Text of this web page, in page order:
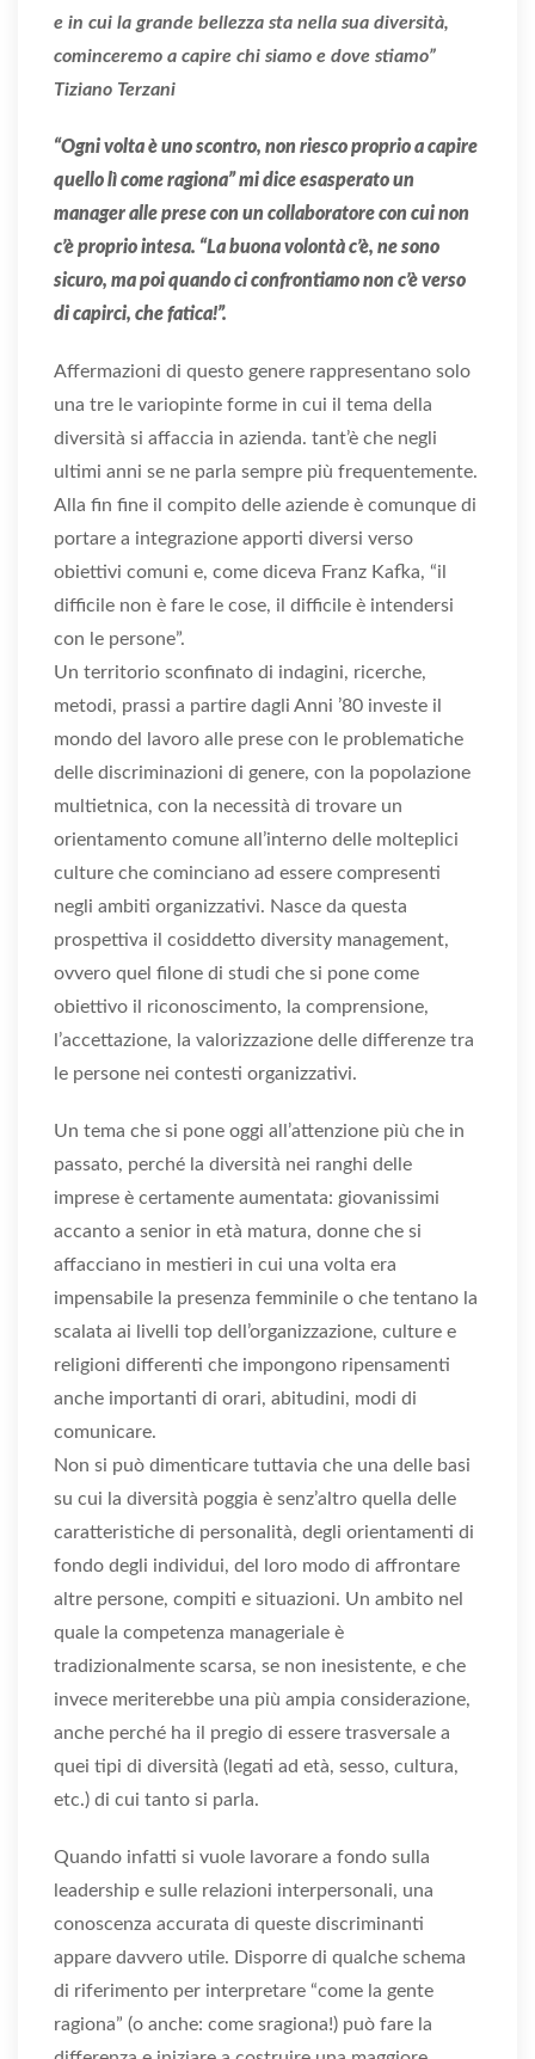
e in cui la grande bellezza sta nella sua diversità,
cominceremo a capire chi siamo e dove stiamo”
Tiziano Terzani
“Ogni volta è uno scontro, non riesco proprio a capire
quello lì come ragiona” mi dice esasperato un
manager alle prese con un collaboratore con cui non
c’è proprio intesa. “La buona volontà c’è, ne sono
sicuro, ma poi quando ci confrontiamo non c’è verso
di capirci, che fatica!”.
Affermazioni di questo genere rappresentano solo
una tre le variopinte forme in cui il tema della
diversità si affaccia in azienda. tant’è che negli
ultimi anni se ne parla sempre più frequentemente.
Alla fin fine il compito delle aziende è comunque di
portare a integrazione apporti diversi verso
obiettivi comuni e, come diceva Franz Kafka, “il
difficile non è fare le cose, il difficile è intendersi
con le persone”.
Un territorio sconfinato di indagini, ricerche,
metodi, prassi a partire dagli Anni ’80 investe il
mondo del lavoro alle prese con le problematiche
delle discriminazioni di genere, con la popolazione
multietnica, con la necessità di trovare un
orientamento comune all’interno delle molteplici
culture che cominciano ad essere compresenti
negli ambiti organizzativi. Nasce da questa
prospettiva il cosiddetto diversity management,
ovvero quel filone di studi che si pone come
obiettivo il riconoscimento, la comprensione,
l’accettazione, la valorizzazione delle differenze tra
le persone nei contesti organizzativi.
Un tema che si pone oggi all’attenzione più che in
passato, perché la diversità nei ranghi delle
imprese è certamente aumentata: giovanissimi
accanto a senior in età matura, donne che si
affacciano in mestieri in cui una volta era
impensabile la presenza femminile o che tentano la
scalata ai livelli top dell’organizzazione, culture e
religioni differenti che impongono ripensamenti
anche importanti di orari, abitudini, modi di
comunicare.
Non si può dimenticare tuttavia che una delle basi
su cui la diversità poggia è senz’altro quella delle
caratteristiche di personalità, degli orientamenti di
fondo degli individui, del loro modo di affrontare
altre persone, compiti e situazioni. Un ambito nel
quale la competenza manageriale è
tradizionalmente scarsa, se non inesistente, e che
invece meriterebbe una più ampia considerazione,
anche perché ha il pregio di essere trasversale a
quei tipi di diversità (legati ad età, sesso, cultura,
etc.) di cui tanto si parla.
Quando infatti si vuole lavorare a fondo sulla
leadership e sulle relazioni interpersonali, una
conoscenza accurata di queste discriminanti
appare davvero utile. Disporre di qualche schema
di riferimento per interpretare “come la gente
ragiona” (o anche: come sragiona!) può fare la